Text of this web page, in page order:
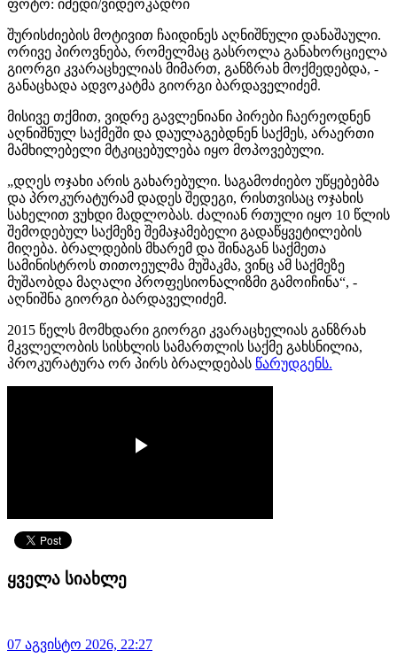
ფოტო: იმედი/ვიდეოკადრი
შურისძიების მოტივით ჩაიდინეს აღნიშნული დანაშაული.
ორივე პიროვნება, რომელმაც გასროლა განახორციელა
გიორგი კვარაცხელიას მიმართ, განზრახ მოქმედებდა, -
განაცხადა ადვოკატმა გიორგი ბარდაველიძემ.
მისივე თქმით, ვიდრე გავლენიანი პირები ჩაერეოდნენ
აღნიშნულ საქმეში და დაულაგებდნენ საქმეს, არაერთი
მამხილებელი მტკიცებულება იყო მოპოვებული.
„დღეს ოჯახი არის გახარებული. საგამოძიებო უწყებებმა
და პროკურატურამ დადეს შედეგი, რისთვისაც ოჯახის
სახელით ვუხდი მადლობას. ძალიან რთული იყო 10 წლის
შემოდებულ საქმეზე შემაჯამებელი გადაწყვეტილების
მიღება. ბრალდების მხარემ და შინაგან საქმეთა
სამინისტროს თითოეულმა მუშაკმა, ვინც ამ საქმეზე
მუშაობდა მაღალი პროფესიონალიზმი გამოიჩინა“, -
აღნიშნა გიორგი ბარდაველიძემ.
2015 წელს მომხდარი გიორგი კვარაცხელიას განზრახ
მკვლელობის სისხლის სამართლის საქმე გახსნილია,
პროკურატურა ორ პირს ბრალდებას წარუდგენს.
ყველა სიახლე
07 აგვისტო 2026, 22:27